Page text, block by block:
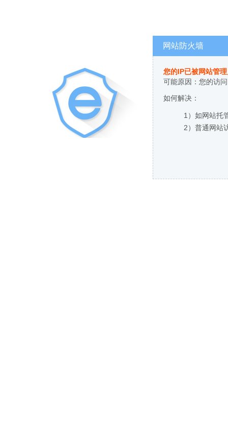
网站防火墙
您的IP已被网站管
可能原因：您的访
如何解决：
1）如网站托
2）普通网站